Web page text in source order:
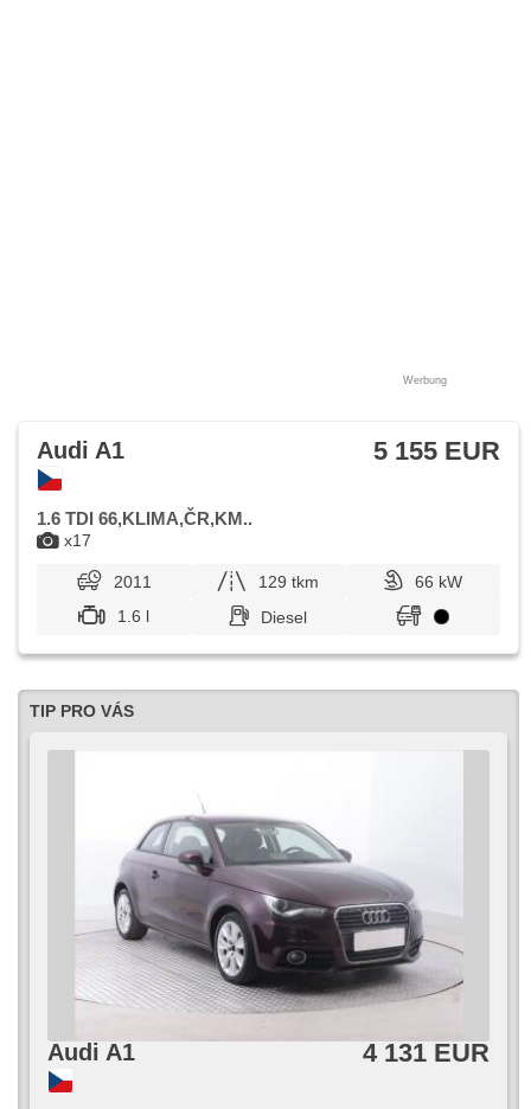
Werbung
x17
Audi A1 5 155 EUR
1.6 TDI 66,KLIMA,ČR,KM..
2011 129 tkm
66 kW
1.6 l
Diesel
TIP PRO VÁS
Audi A1 4 131 EUR